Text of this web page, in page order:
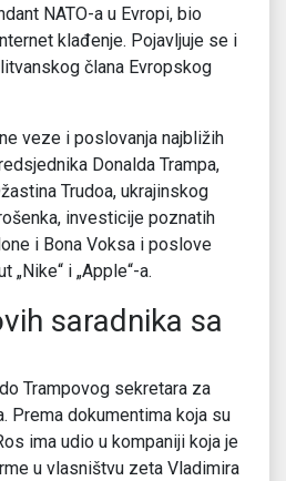
NATO-a u Evropi, bio
klađenje. Pojavljuje se i
člana Evropskog
veze i poslovanja najbližih
Donalda Trampa,
Trudoa, ukrajinskog
investicije poznatih
i Bona Voksa i poslove
i „Apple“-a.
saradnika sa
Trampovog sekretara za
Prema dokumentima koja su
ima udio u kompaniji koja je
u vlasništvu zeta Vladimira